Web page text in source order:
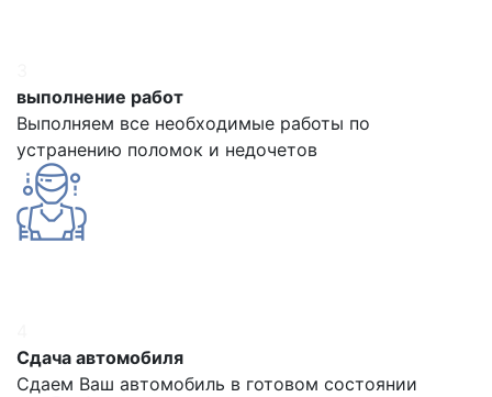
выполнение работ
Выполняем все необходимые работы по
устранению поломок и недочетов
Сдача автомобиля
Сдаем Ваш автомобиль в готовом состоянии